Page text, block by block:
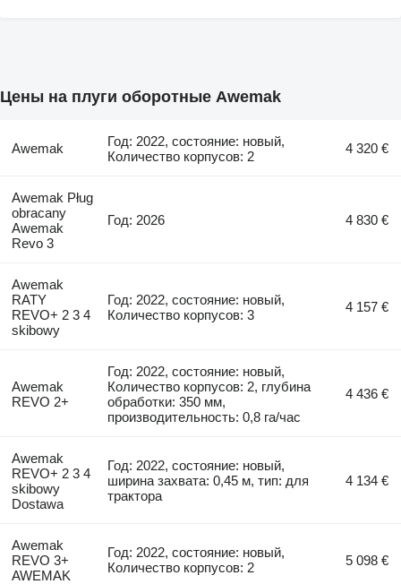
Цены на плуги оборотные Awemak
Awemak
Год: 2022, состояние: новый,
Количество корпусов: 2
4 320 €
Awemak Pług
obracany
Awemak
Revo 3
Год: 2026 4 830 €
Awemak
RATY
REVO+ 2 3 4
skibowy
Год: 2022, состояние: новый,
Количество корпусов: 3
4 157 €
Awemak
REVO 2+
Год: 2022, состояние: новый,
Количество корпусов: 2, глубина
обработки: 350 мм,
производительность: 0,8 га/час
4 436 €
Awemak
REVO+ 2 3 4
skibowy
Dostawa
Год: 2022, состояние: новый,
ширина захвата: 0,45 м, тип: для
трактора
4 134 €
Awemak
REVO 3+
AWEMAK
Год: 2022, состояние: новый,
Количество корпусов: 2
5 098 €